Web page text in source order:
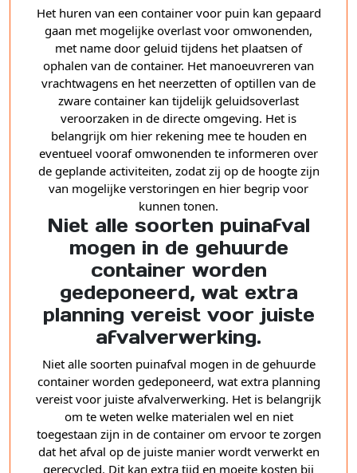
Het huren van een container voor puin kan gepaard
gaan met mogelijke overlast voor omwonenden,
met name door geluid tijdens het plaatsen of
ophalen van de container. Het manoeuvreren van
vrachtwagens en het neerzetten of optillen van de
zware container kan tijdelijk geluidsoverlast
veroorzaken in de directe omgeving. Het is
belangrijk om hier rekening mee te houden en
eventueel vooraf omwonenden te informeren over
de geplande activiteiten, zodat zij op de hoogte zijn
van mogelijke verstoringen en hier begrip voor
kunnen tonen.
Niet alle soorten puinafval
mogen in de gehuurde
container worden
gedeponeerd, wat extra
planning vereist voor juiste
afvalverwerking.
Niet alle soorten puinafval mogen in de gehuurde
container worden gedeponeerd, wat extra planning
vereist voor juiste afvalverwerking. Het is belangrijk
om te weten welke materialen wel en niet
toegestaan zijn in de container om ervoor te zorgen
dat het afval op de juiste manier wordt verwerkt en
gerecycled. Dit kan extra tijd en moeite kosten bij